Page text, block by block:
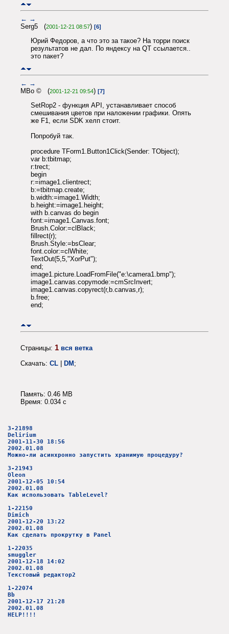
← →
Serg5 (2001-12-21 08:57) [6]
Юрий Федоров, а что это за такое? На торри поиск
результатов не дал. По яндексу на QT ссылается..
это пакет?
← →
MBo © (2001-12-21 09:54) [7]
SetRop2 - функция API, устанавливает способ
смешивания цветов при наложении графики. Опять
же F1, если SDK хелп стоит.
Попробуй так.
procedure TForm1.Button1Click(Sender: TObject);
var b:tbitmap;
r:trect;
begin
r:=image1.clientrect;
b:=tbitmap.create;
b.width:=image1.Width;
b.height:=image1.height;
with b.canvas do begin
font:=image1.Canvas.font;
Brush.Color:=clBlack;
fillrect(r);
Brush.Style:=bsClear;
font.color:=clWhite;
TextOut(5,5,"XorPut");
end;
image1.picture.LoadFromFile("e:\camera1.bmp");
image1.canvas.copymode:=cmSrcInvert;
image1.canvas.copyrect(r,b.canvas,r);
b.free;
end;
Страницы: 1 вся ветка
Скачать: CL | DM;
Память: 0.46 MB
Время: 0.034 c
3-21898
Delirium
2001-11-30 18:56
2002.01.08
Можно-ли асинхронно запустить хранимую процедуру?
3-21943
Oleon
2001-12-05 10:54
2002.01.08
Как использовать TableLevel?
1-22150
Dimich
2001-12-20 13:22
2002.01.08
Как сделать прокрутку в Panel
1-22035
smuggler
2001-12-18 14:02
2002.01.08
Текстовый редактор2
1-22074
Bb
2001-12-17 21:28
2002.01.08
HELP!!!!